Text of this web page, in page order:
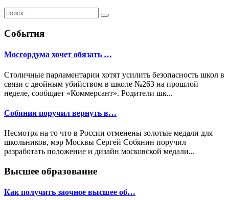
События
Мосгордума хочет обязать …
Столичные парламентарии хотят усилить безопасность школ в
связи с двойным убийством в школе №263 на прошлой
неделе, сообщает «Коммерсант». Родители шк...
Собянин поручил вернуть в…
Несмотря на то что в России отменены золотые медали для
школьников, мэр Москвы Сергей Собянин поручил
разработать положение и дизайн московской медали...
Высшее образование
Как получить заочное высшее об…